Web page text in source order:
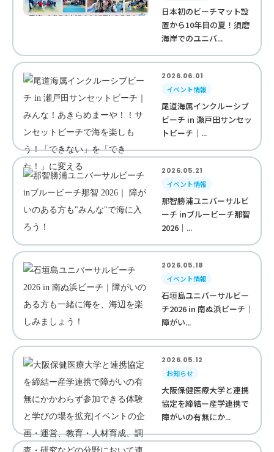
日本初のビーチマット設
置から10年目の夏！須磨
海岸でのユニバ...
2026.06.01
イベント情報
尾道海属インクルーシブ
ビーチ in 瀬戸田サンセッ
トビーチ｜...
2026.05.21
イベント情報
那智勝浦ユニバーサルビ
ーチ inブルービーチ那智
2026｜...
2026.05.18
イベント情報
石垣島ユニバーサルビー
チ2026 in 南ぬ浜ビーチ｜
障がい...
2026.05.12
お知らせ
大阪保健医療大学と連携
協定を締結ー産学連携で
障がいの有無にか...